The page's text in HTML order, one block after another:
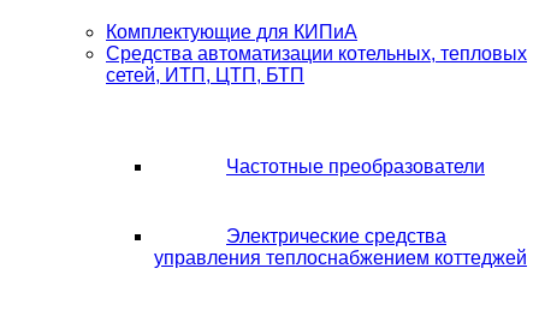
Комплектующие для КИПиА
Средства автоматизации котельных, тепловых
сетей, ИТП, ЦТП, БТП
Частотные преобразователи
Электрические средства
управления теплоснабжением коттеджей